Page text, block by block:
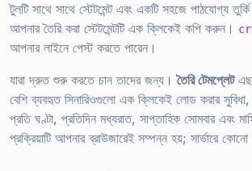
টুলটি সাথে সাথে স্টেটমেন্ট এবং একটি সহজে পাঠযোগ্য
আপনার তৈরি করা স্টেটমেন্টটি এক ক্লিকেই কপি করুন।
আপনার লাইনে পেস্ট করতে পারেন।
যারা দ্রুত শুরু করতে চান তাদের জন্য।তৈরি টেমপ্লেট
বেশি ব্যবহৃত সিনারিওগুলো এক ক্লিকেই লোড করার সুবিধা,
প্রতি ঘণ্টা, প্রতিদিন মধ্যরাত, সাপ্তাহিক সোমবার এবং
প্রক্রিয়াটি আপনার ব্রাউজারেই সম্পন্ন হয়; সার্ভারে কোনো